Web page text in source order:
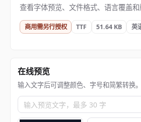
查看字体预览、文件格式、语言覆盖
商用需另行授权 TTF 51.64 KB 英
在线预览
输入文字后可调整颜色、字号和简繁转换。
输入预览文字，最多 30 字